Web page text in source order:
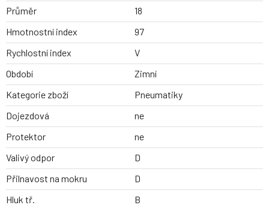
Průměr
18
Hmotnostní index
97
Rychlostní index
V
Období
Zimní
Kategorie zboží
Pneumatiky
Dojezdová
ne
Protektor
ne
Valivý odpor
D
Přilnavost na mokru
D
Hluk tř.
B